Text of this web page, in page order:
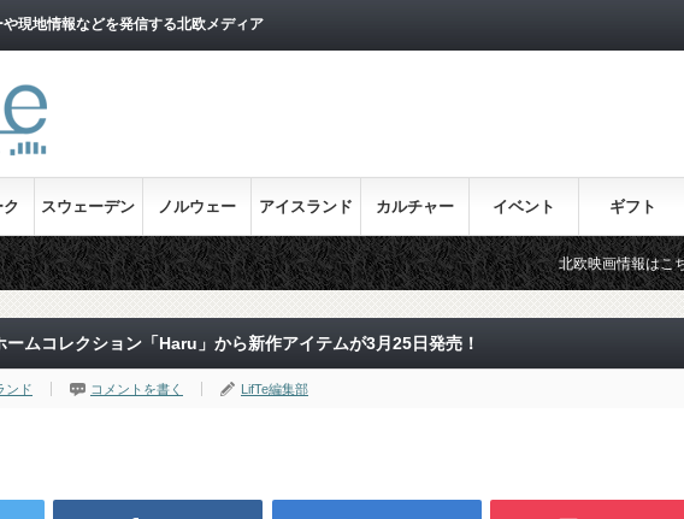
現地情報などを発信する北欧メディア
スウェーデン ノルウェー アイスランド カルチャー イベント ギフト
北欧映画情報はこちら♪
ームコレクション「Haru」から新作アイテムが3月25日発売！
ンド コメントを書く LifTe編集部